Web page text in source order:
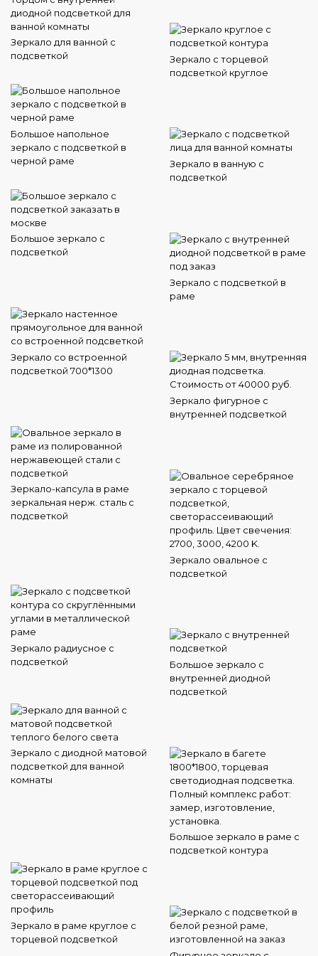
Зеркало для ванной с
подсветкой
Зеркало с торцевой
подсветкой круглое
Большое напольное
зеркало с подсветкой в
черной раме
Зеркало в ванную с
подсветкой
Большое зеркало с
подсветкой
Зеркало с подсветкой в
раме
Зеркало со встроенной
подсветкой 700*1300
Зеркало фигурное с
внутренней подсветкой
Зеркало-капсула в раме
зеркальная нерж. сталь с
подсветкой
Зеркало овальное с
подсветкой
Зеркало радиусное с
подсветкой
Большое зеркало с
внутренней диодной
подсветкой
Зеркало с диодной матовой
подсветкой для ванной
комнаты
Большое зеркало в раме с
подсветкой контура
Зеркало в раме круглое с
торцевой подсветкой